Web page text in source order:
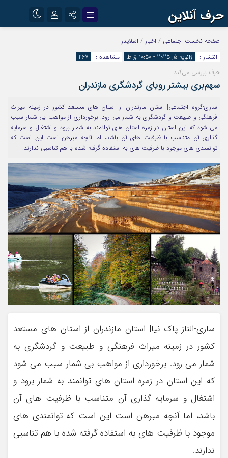
حرف آنلاین
اینستاگرام
آپارات
رمز عبور
مرا به خاطر بسپار
صفحه نخست اجتماعی / اخبار / اسلایدر
انتشار :
ژانویه 5, 2025 - 10:50 ق.ظ مشاهده :
267
حرف بررسی می‌کند
سهم‌بری بیشتر رویای گردشگری مازندران
ساری-گروه اجتماعی| استان مازندران از استان های مستعد کشور در زمینه میراث
فرهنگی و طبیعت و گردشگری به شمار می رود. برخورداری از مواهب بی شمار سبب
می شود که این استان در زمره استان های توانمند به شمار برود و اشتغال و سرمایه
گذاری آن متناسب با ظرفیت های آن باشد، اما آنچه مبرهن است این است که
توانمندی های موجود با ظرفیت های به استفاده گرفته شده با هم تناسبی ندارند.
ساری-الناز پاک نیا| استان مازندران از استان های مستعد
کشور در زمینه میراث فرهنگی و طبیعت و گردشگری به
شمار می رود. برخورداری از مواهب بی شمار سبب می شود
که این استان در زمره استان های توانمند به شمار برود و
اشتغال و سرمایه گذاری آن متناسب با ظرفیت های آن
باشد، اما آنچه مبرهن است این است که توانمندی های
موجود با ظرفیت های به استفاده گرفته شده با هم تناسبی
ندارند.